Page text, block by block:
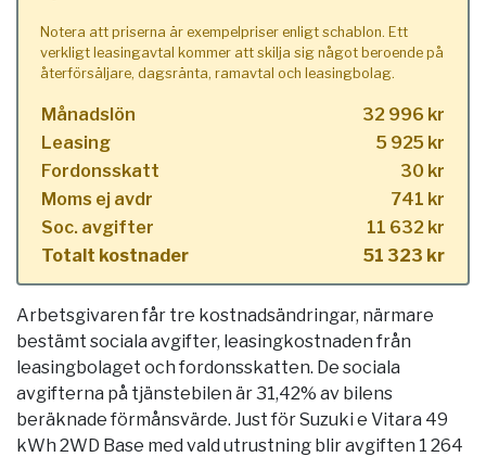
Notera att priserna är exempelpriser enligt schablon. Ett
verkligt leasingavtal kommer att skilja sig något beroende på
återförsäljare, dagsränta, ramavtal och leasingbolag.
Månadslön
32 996 kr
Leasing
5 925 kr
Fordonsskatt
30 kr
Moms ej avdr
741 kr
Soc. avgifter
11 632 kr
Totalt kostnader
51 323 kr
Arbetsgivaren får tre kostnadsändringar, närmare
bestämt sociala avgifter, leasingkostnaden från
leasingbolaget och fordonsskatten. De sociala
avgifterna på tjänstebilen är 31,42% av bilens
beräknade förmånsvärde. Just för Suzuki e Vitara 49
kWh 2WD Base med vald utrustning blir avgiften 1 264